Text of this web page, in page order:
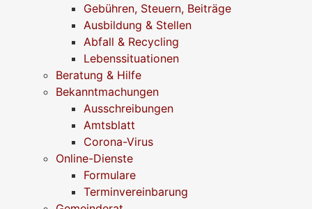
Gebühren, Steuern, Beiträge
Ausbildung & Stellen
Abfall & Recycling
Lebenssituationen
Beratung & Hilfe
Bekanntmachungen
Ausschreibungen
Amtsblatt
Corona-Virus
Online-Dienste
Formulare
Terminvereinbarung